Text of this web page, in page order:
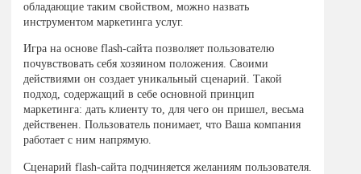
обладающие таким свойством, можно назвать
инструментом маркетинга услуг.
Игра на основе flash-сайта позволяет пользователю
почувствовать себя хозяином положения. Своими
действиями он создает уникальный сценарий. Такой
подход, содержащий в себе основной принцип
маркетинга: дать клиенту то, для чего он пришел, весьма
действенен. Пользователь понимает, что Ваша компания
работает с ним напрямую.
Сценарий flash-сайта подчиняется желаниям пользователя.